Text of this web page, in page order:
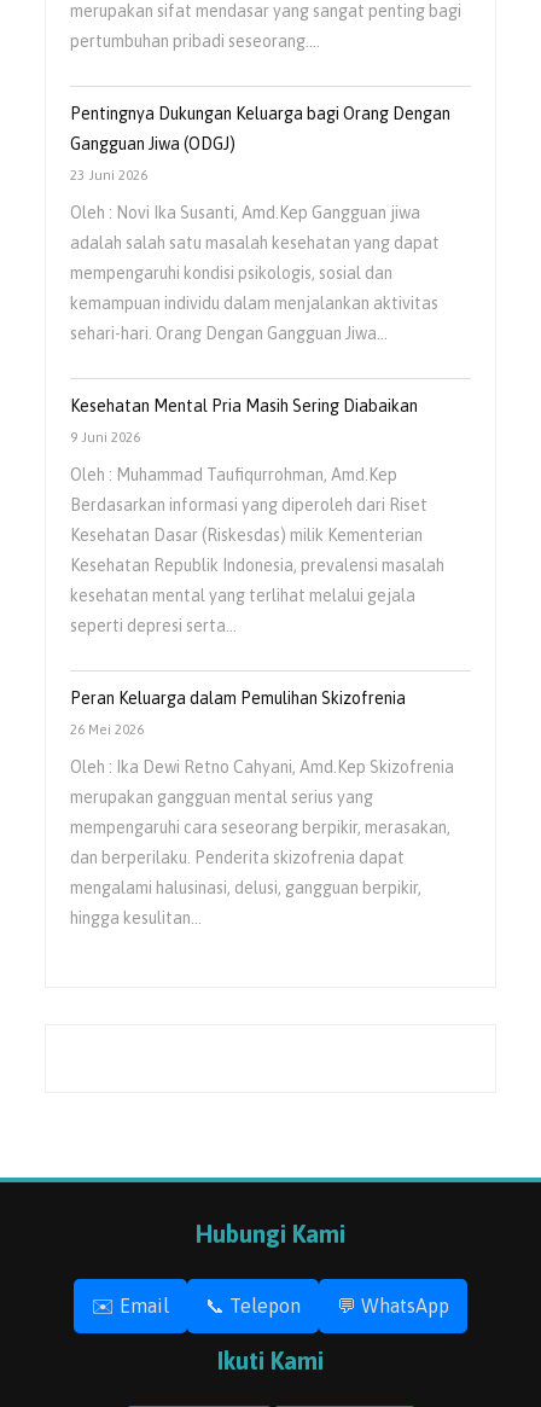
merupakan sifat mendasar yang sangat penting bagi
pertumbuhan pribadi seseorang.…
Pentingnya Dukungan Keluarga bagi Orang Dengan
Gangguan Jiwa (ODGJ)
23 Juni 2026
Oleh : Novi Ika Susanti, Amd.Kep Gangguan jiwa
adalah salah satu masalah kesehatan yang dapat
mempengaruhi kondisi psikologis, sosial dan
kemampuan individu dalam menjalankan aktivitas
sehari-hari. Orang Dengan Gangguan Jiwa…
Kesehatan Mental Pria Masih Sering Diabaikan
9 Juni 2026
Oleh : Muhammad Taufiqurrohman, Amd.Kep
Berdasarkan informasi yang diperoleh dari Riset
Kesehatan Dasar (Riskesdas) milik Kementerian
Kesehatan Republik Indonesia, prevalensi masalah
kesehatan mental yang terlihat melalui gejala
seperti depresi serta…
Peran Keluarga dalam Pemulihan Skizofrenia
26 Mei 2026
Oleh : Ika Dewi Retno Cahyani, Amd.Kep Skizofrenia
merupakan gangguan mental serius yang
mempengaruhi cara seseorang berpikir, merasakan,
dan berperilaku. Penderita skizofrenia dapat
mengalami halusinasi, delusi, gangguan berpikir,
hingga kesulitan…
Hubungi Kami
✉️ Email 📞 Telepon 💬 WhatsApp
Ikuti Kami